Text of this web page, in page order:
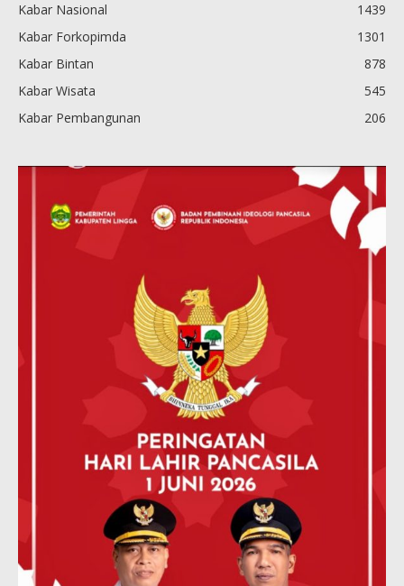
Kabar Nasional
1439
Kabar Forkopimda
1301
Kabar Bintan
878
Kabar Wisata
545
Kabar Pembangunan
206